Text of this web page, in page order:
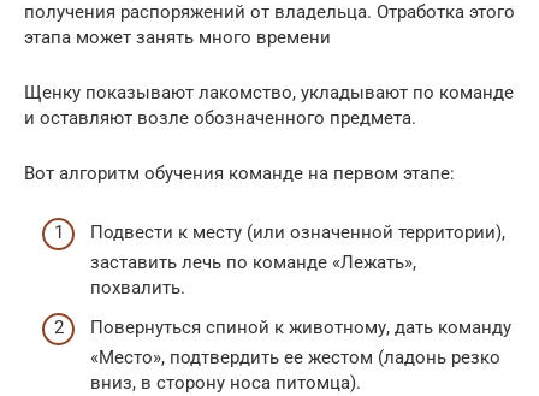
получения распоряжений от владельца. Отработка этого
этапа может занять много времени
Щенку показывают лакомство, укладывают по команде
и оставляют возле обозначенного предмета.
Вот алгоритм обучения команде на первом этапе:
Подвести к месту (или означенной территории),
заставить лечь по команде «Лежать»,
похвалить.
Повернуться спиной к животному, дать команду
«Место», подтвердить ее жестом (ладонь резко
вниз, в сторону носа питомца).